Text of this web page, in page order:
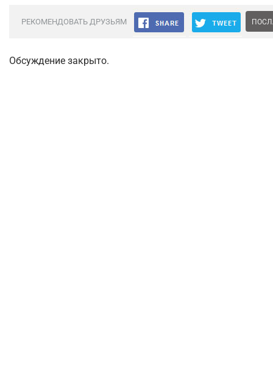
РЕКОМЕНДОВАТЬ ДРУЗЬЯМ
Обсуждение закрыто.